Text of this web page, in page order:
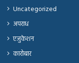
Uncategorized
अपराध
एजुकेशन
कारोबार